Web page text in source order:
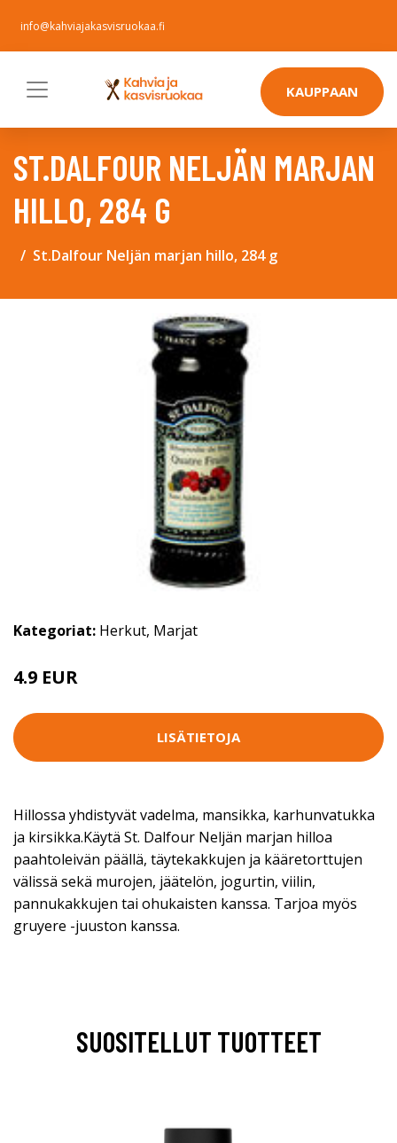
info@kahviajakasvisruokaa.fi
KAUPPAAN
ST.DALFOUR NELJÄN MARJAN
HILLO, 284 G
St.Dalfour Neljän marjan hillo, 284 g
Kategoriat: Herkut, Marjat
4.9 EUR
LISÄTIETOJA
Hillossa yhdistyvät vadelma, mansikka, karhunvatukka
ja kirsikka.Käytä St. Dalfour Neljän marjan hilloa
paahtoleivän päällä, täytekakkujen ja kääretorttujen
välissä sekä murojen, jäätelön, jogurtin, viilin,
pannukakkujen tai ohukaisten kanssa. Tarjoa myös
gruyere -juuston kanssa.
SUOSITELLUT TUOTTEET